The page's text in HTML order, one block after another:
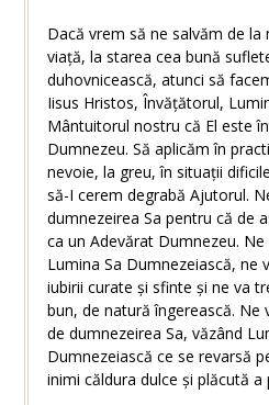
Dacă vrem să ne salvăm de
viață, la starea cea bună
duhovnicească, atunci să
Iisus Hristos, Învățătorul,
Mântuitorul nostru că El este
Dumnezeu. Să aplicăm în
nevoie, la greu, în situații
să-I cerem degrabă Ajutorul.
dumnezeirea Sa pentru că de
ca un Adevărat Dumnezeu.
Lumina Sa Dumnezeiască, ne
iubirii curate și sfinte și ne va
bun, de natură îngerească. Ne
de dumnezeirea Sa, văzând
Dumnezeiască ce se revarsă
inimi căldura dulce și plăcută a